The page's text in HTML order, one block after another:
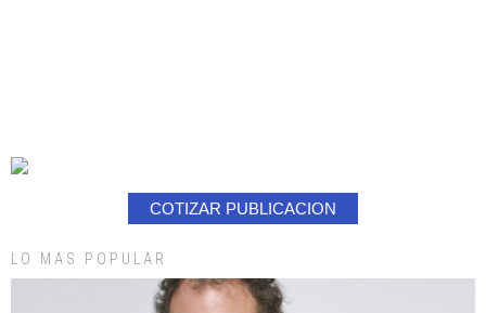
COTIZAR PUBLICACION
LO MAS POPULAR